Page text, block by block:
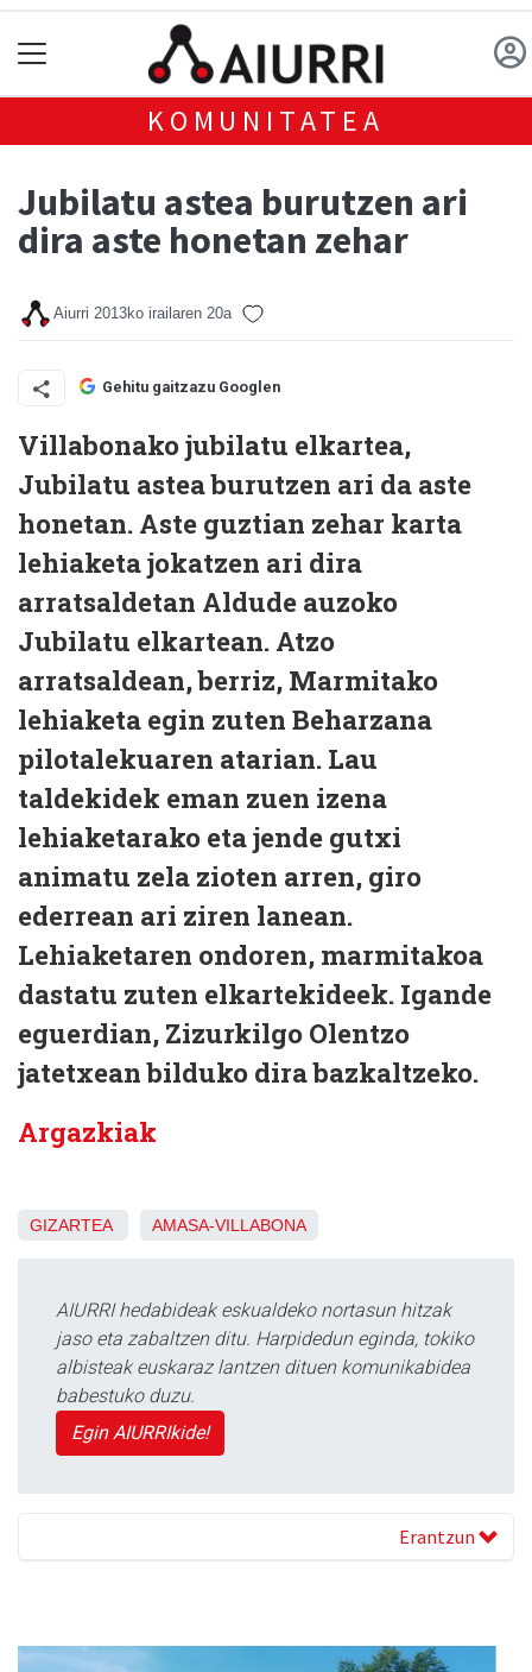
KOMUNITATEA
Jubilatu astea burutzen ari
dira aste honetan zehar
Aiurri 2013ko irailaren 20a
Gehitu gaitzazu Googlen
Villabonako jubilatu elkartea,
Jubilatu astea burutzen ari da aste
honetan. Aste guztian zehar karta
lehiaketa jokatzen ari dira
arratsaldetan Aldude auzoko
Jubilatu elkartean. Atzo
arratsaldean, berriz, Marmitako
lehiaketa egin zuten Beharzana
pilotalekuaren atarian. Lau
taldekidek eman zuen izena
lehiaketarako eta jende gutxi
animatu zela zioten arren, giro
ederrean ari ziren lanean.
Lehiaketaren ondoren, marmitakoa
dastatu zuten elkartekideek. Igande
eguerdian, Zizurkilgo Olentzo
jatetxean bilduko dira bazkaltzeko.
Argazkiak
GIZARTEA AMASA-VILLABONA
AIURRI hedabideak eskualdeko nortasun hitzak
jaso eta zabaltzen ditu. Harpidedun eginda, tokiko
albisteak euskaraz lantzen dituen komunikabidea
babestuko duzu.
Egin AIURRIkide!
Erantzun